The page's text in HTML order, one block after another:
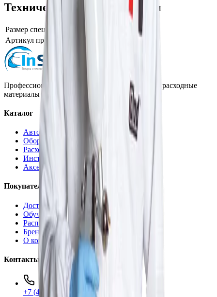
Технические характеристики
Размер спецодежды
Артикул производителя
Профессиональная автохимия, оборудование и расходные
материалы для детейлинга.
Каталог
Автохимия
Оборудование
Расходные материалы
Инструменты
Аксессуары
Покупателям
Доставка и оплата
Обучение
Распродажа
Бренды
О компании
Контакты
+7 (495) 135-35-99